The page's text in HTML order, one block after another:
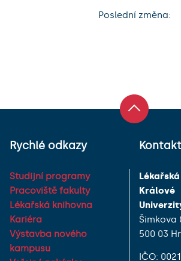
Poslední změna:
Rychlé odkazy
Studijní programy
Pracoviště fakulty
Lékařská knihovna
Kariéra
Výstavba nového
kampusu
Kontakt
Králové
Šimkova
500 03
IČO: